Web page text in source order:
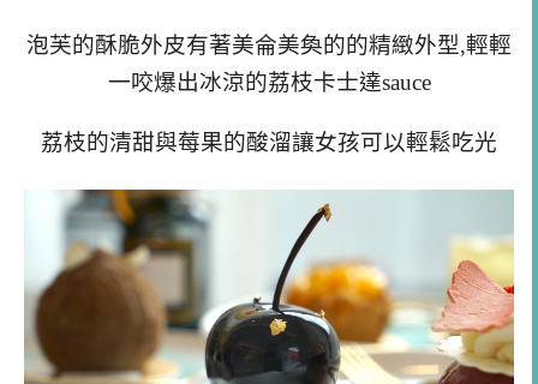
泡芙的酥脆外皮有著美侖美奐的的精緻外型,輕輕
一咬爆出冰涼的荔枝卡士達sauce
荔枝的清甜與莓果的酸溜讓女孩可以輕鬆吃光